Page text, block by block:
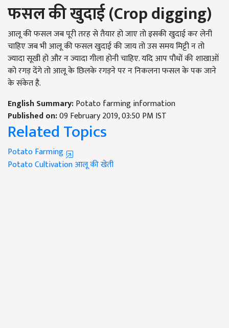
फसल की खुदाई (Crop digging)
आलू की फसल जब पूरी तरह से तैयार हो जाए तो इसकी खुदाई कर लेनी
चाहिए जब भी आलू की फसल खुदाई की जाय तो उस समय मिट्टी न तो
ज्यादा सूखी हो और न ज्यादा गीला होनी चाहिए. यदि आप पौधों की शाखाओं
को रगड़ देंगे तो आलू के छिलके रगड़ने पर न निकलना फसल के पक जाने
के संकेत है.
English Summary:Potato farming information
Published on:09 February 2019, 03:50 PM IST
Related Topics
Potato Farming
Potato Cultivationआलू की खेती